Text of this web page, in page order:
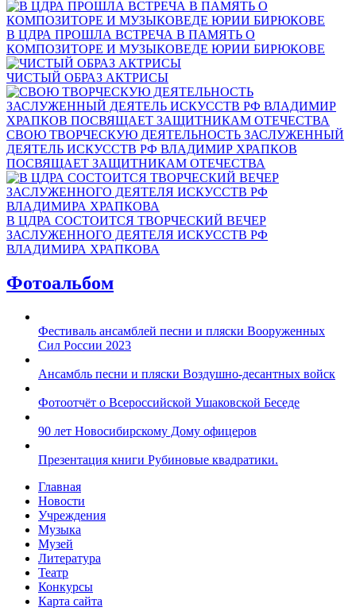
В ЦДРА ПРОШЛА ВСТРЕЧА В ПАМЯТЬ О
КОМПОЗИТОРЕ И МУЗЫКОВЕДЕ ЮРИИ БИРЮКОВЕ
ЧИСТЫЙ ОБРАЗ АКТРИСЫ
СВОЮ ТВОРЧЕСКУЮ ДЕЯТЕЛЬНОСТЬ ЗАСЛУЖЕННЫЙ
ДЕЯТЕЛЬ ИСКУССТВ РФ ВЛАДИМИР ХРАПКОВ
ПОСВЯЩАЕТ ЗАЩИТНИКАМ ОТЕЧЕСТВА
В ЦДРА СОСТОИТСЯ ТВОРЧЕСКИЙ ВЕЧЕР
ЗАСЛУЖЕННОГО ДЕЯТЕЛЯ ИСКУССТВ РФ
ВЛАДИМИРА ХРАПКОВА
Фотоальбом
Фестиваль ансамблей песни и пляски Вооруженных
Сил России 2023
Ансамбль песни и пляски Воздушно-десантных войск
Фотоотчёт о Всероссийской Ушаковской Беседе
90 лет Новосибирскому Дому офицеров
Презентация книги Рубиновые квадратики.
Главная
Новости
Учреждения
Музыка
Музей
Литература
Театр
Конкурсы
Карта сайта